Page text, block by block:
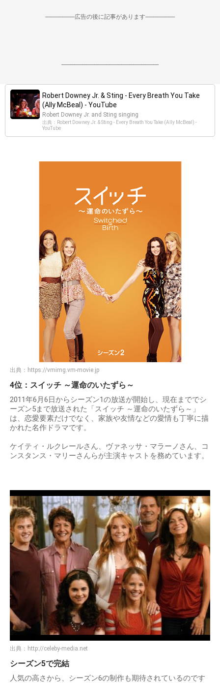
--------------------広告の後に記事があります--------------------
------------------------------------------------------------------
Robert Downey Jr. & Sting - Every Breath You Take
(Ally McBeal) - YouTube
Robert Downey Jr. and Sting singing
出典：Robert Downey Jr. & Sting - Every Breath You Take (Ally McBeal) -
YouTube
出典： https://vmimg.vm-movie.jp
4位：スイッチ ～運命のいたずら～
2011年6月6日からシーズン1の放送が開始し、現在まででシ
ーズン5まで放送された「スイッチ ～運命のいたずら～」
は、恋愛要素だけでなく、家族や友情などの愛情も丁寧に描
かれた名作ドラマです。
ケイティ・ルクレールさん、ヴァネッサ・マラーノさん、コ
ンスタンス・マリーさんらが主演キャストを務めています。
出典： http://celeby-media.net
シーズン5で完結
人気の高さから、シーズン6の制作も期待されているのです